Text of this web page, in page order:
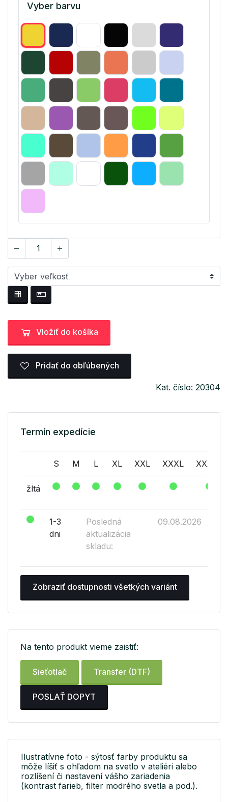
Vyber barvu
Vložiť do košíka
Pridať do obľúbených
Kat. číslo: 20304
Termín expedície
S M L XL XXL XXXL XXXXL
žltá
1-3
dni
Posledná
aktualizácia
skladu:
09.08.2026
Zobraziť dostupnosti všetkých variánt
Na tento produkt vieme zaistiť:
Sieťotlač Transfer (DTF)
POSLAŤ DOPYT
Ilustratívne foto - sýtosť farby produktu sa
môže líšiť s ohľadom na svetlo v ateliéri alebo
rozlíšení či nastavení vášho zariadenia
(kontrast farieb, filter modrého svetla a pod.).